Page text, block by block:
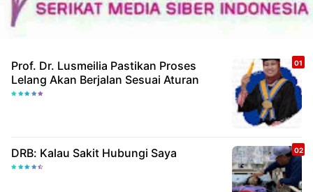
Prof. Dr. Lusmeilia Pastikan Proses
Lelang Akan Berjalan Sesuai Aturan
DRB: Kalau Sakit Hubungi Saya